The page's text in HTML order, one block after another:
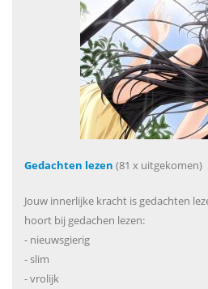
Gedachten lezen (81 x uitgekomen)
Jouw innerlijke kracht is gedachten
hoort bij gedachen lezen:
- nieuwsgierig
- slim
- vrolijk